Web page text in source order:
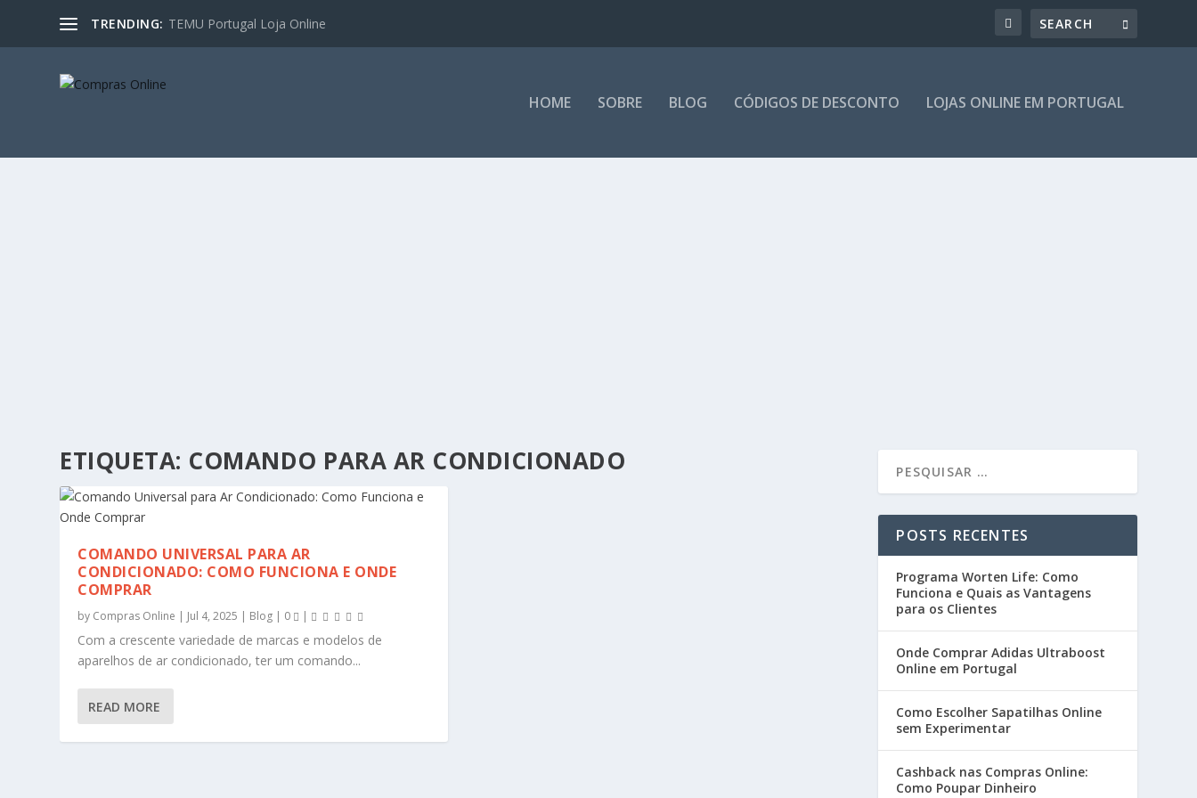
TRENDING: TEMU Portugal Loja Online
HOME SOBRE BLOG CÓDIGOS DE DESCONTO LOJAS ONLINE EM PORTUGAL
ETIQUETA: COMANDO PARA AR CONDICIONADO
COMANDO UNIVERSAL PARA AR
CONDICIONADO: COMO FUNCIONA E ONDE
COMPRAR
by Compras Online | Jul 4, 2025 | Blog | 0 |
Com a crescente variedade de marcas e modelos de
aparelhos de ar condicionado, ter um comando...
READ MORE
POSTS RECENTES
Programa Worten Life: Como
Funciona e Quais as Vantagens
para os Clientes
Onde Comprar Adidas Ultraboost
Online em Portugal
Como Escolher Sapatilhas Online
sem Experimentar
Cashback nas Compras Online:
Como Poupar Dinheiro